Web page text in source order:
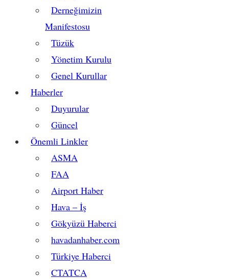
Derneğimizin
Manifestosu
Tüzük
Yönetim Kurulu
Genel Kurullar
Haberler
Duyurular
Güncel
Önemli Linkler
ASMA
FAA
Airport Haber
Hava – İş
Gökyüzü Haberci
havadanhaber.com
Türkiye Haberci
CTATCA